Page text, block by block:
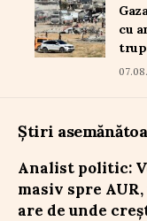
cu
Știri
Analist politic:
masiv spre
are de unde